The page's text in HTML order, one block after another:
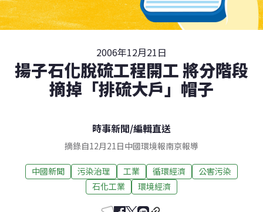
2006年12月21日
揚子石化脫硫工程開工 將分階段
摘掉「排硫大戶」帽子
時事新聞/編輯直送
摘錄自12月21日中國環境報南京報導
中國新聞 污染治理 工業 循環經濟
公害污染
石化工業
環境經濟